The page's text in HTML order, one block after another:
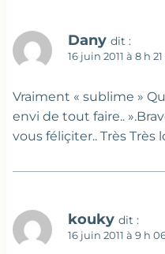
Dany dit :
16 juin 2011 à 8 h
Vraiment « sublime »
envi de tout faire..
vous féliçiter.. Très Très
kouky dit :
16 juin 2011 à 9 h